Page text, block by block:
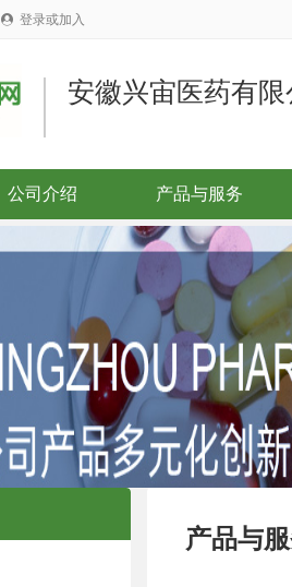
 登录或加入
安徽兴宙医药有
公司介绍 产品与服务
产品与